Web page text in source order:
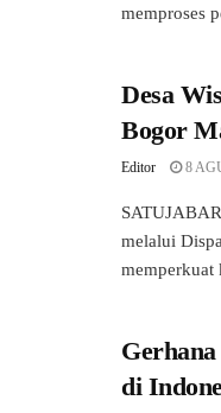
memproses
Desa
Bogor
Editor 8
melalui
memperkuat
di